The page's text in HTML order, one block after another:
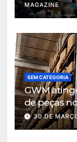
MAGAZINE
SEM CATEGORIA
GWM
de peças
logística
30 DE